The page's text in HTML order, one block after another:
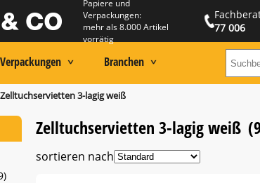
Papiere und
Verpackungen:
mehr als 8.000 Artikel
vorrätig
77 006
Branchen
Zelltuchservietten 3-lagig weiß
Zelltuchservietten 3-lagig weiß
sortieren nach